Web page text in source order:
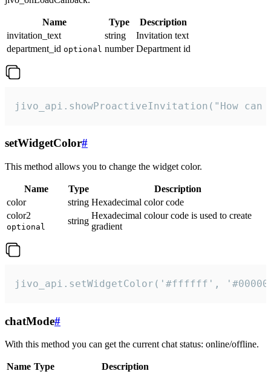
Name Type
Description
invitation_text
string
Invitation text
department_id optional number Department id
jivo_api.showProactiveInvitation("How
setWidgetColor#
This method allows you to change the widget color.
Name Type
Description
color
string Hexadecimal color code
color2
optional
string
Hexadecimal colour code is used to create
gradient
jivo_api.setWidgetColor('#ffffff',
chatMode#
With this method you can get the current chat status: online/offline.
Name Type
Description